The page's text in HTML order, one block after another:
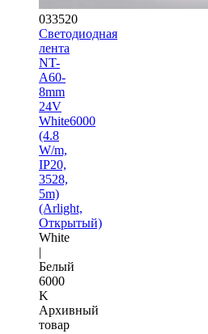
033520
Светодиодная
лента
NT-
A60-
8mm
24V
White6000
(4.8
W/m,
IP20,
3528,
5m)
(Arlight,
Открытый)
White
|
Белый
6000
K
Архивный
товар